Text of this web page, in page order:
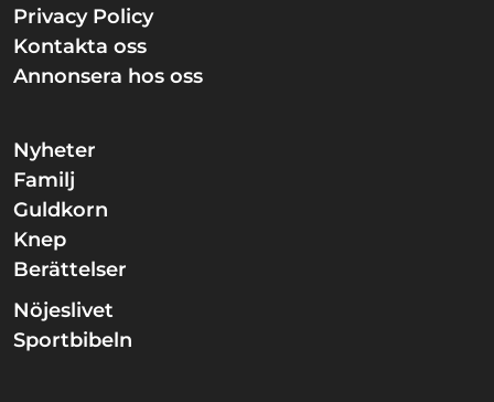
Privacy Policy
Kontakta oss
Annonsera hos oss
Nyheter
Familj
Guldkorn
Knep
Berättelser
Nöjeslivet
Sportbibeln